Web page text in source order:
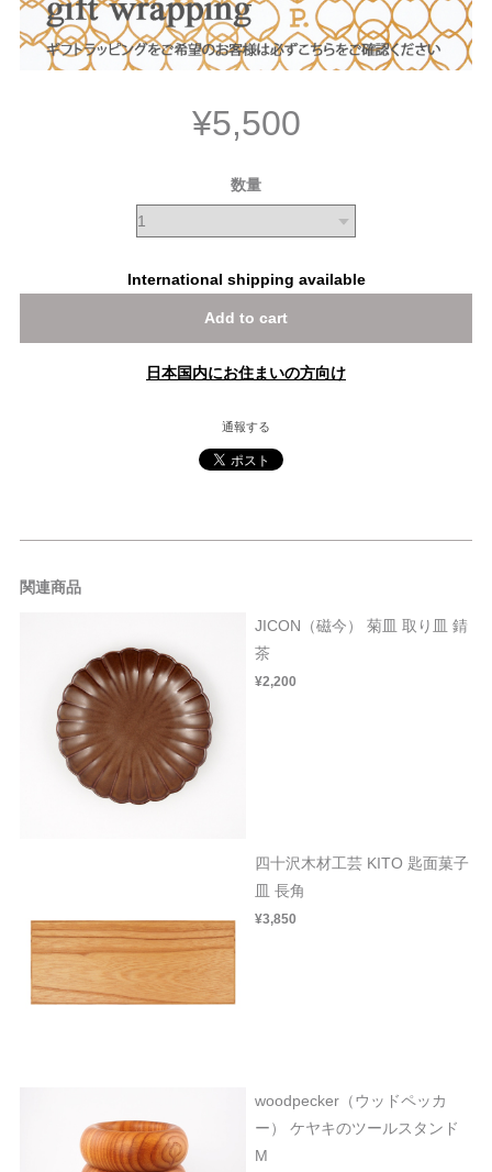
¥5,500
数量
International shipping available
Add to cart
日本国内にお住まいの方向け
通報する
関連商品
JICON（磁今） 菊皿 取り皿 錆
茶
¥2,200
四十沢木材工芸 KITO 匙面菓子
皿 長角
¥3,850
woodpecker（ウッドペッカ
ー） ケヤキのツールスタンド
M